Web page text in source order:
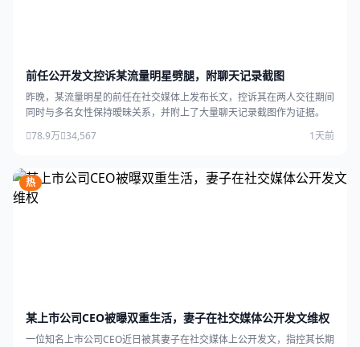
前任公开发文控诉某流量明星劈腿，附聊天记录截图
昨晚，某流量明星的前任在社交媒体上发布长文，控诉其在两人交往期间
同时与多名女性保持暧昧关系，并附上了大量聊天记录截图作为证据。
78.9万 34,567 1天前
热
某上市公司CEO被曝双重生活，妻子在社交媒体公开发文维权
一位知名上市公司CEO近日被其妻子在社交媒体上公开发文，指控其长期